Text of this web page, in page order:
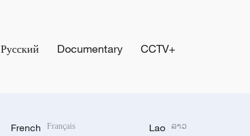
Русский Documentary CCTV+
French Français Lao ລາວ